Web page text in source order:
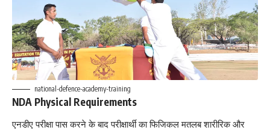
national-defence-academy-training
NDA Physical Requirements
एनडीए परीक्षा पास करने के बाद परीक्षार्थी का फिजिकल मतलब शारीरिक और